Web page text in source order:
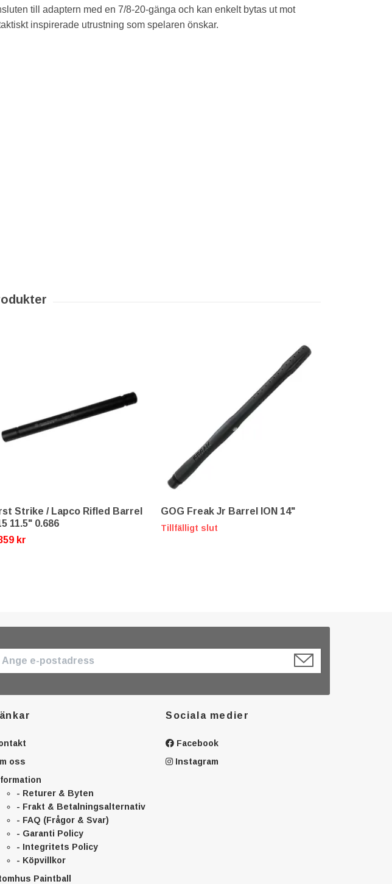
till adaptern med en 7/8-20-gänga och kan enkelt bytas ut mot
inspirerade utrustning som spelaren önskar.
Strike / Lapco Rifled Barrel
11.5" 0.686
kr
GOG Freak Jr Barrel ION 14"
Tillfälligt slut
oss
- Returer & Byten
- Frakt & Betalningsalternativ
- FAQ (Frågor & Svar)
- Garanti Policy
- Integritets Policy
- Köpvillkor
Paintball
Sociala medier
Facebook
Instagram